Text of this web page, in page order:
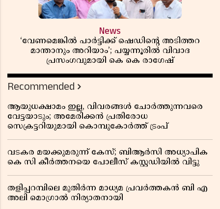
News
‘വേണമെങ്കിൽ പാർട്ടിക്ക് ഷെഡിൻ്റെ അടിത്തറ
മാന്താനും അറിയാം’; പയ്യന്നൂരിൽ വിവാദ
പ്രസംഗവുമായി കെ കെ രാഗേഷ്
Recommended
ആയുധക്ഷാമം ഇല്ല, വിവരങ്ങൾ ചോർത്തുന്നവരെ
വേട്ടയാടും; അമേരിക്കൻ പ്രതിരോധ
സെക്രട്ടറിയുമായി കൊമ്പുകോർത്ത് ട്രംപ്
വടകര മയക്കുമരുന്ന് കേസ്; ബിആർസി അധ്യാപിക
കെ സി കീർത്തനയെ പോലീസ് കസ്റ്റഡിയിൽ വിട്ടു
തളിപ്പറമ്പിലെ മുതിർന്ന മാധ്യമ പ്രവർത്തകൻ ബി എ
അലി മൊഗ്രാൽ നിര്യാതനായി